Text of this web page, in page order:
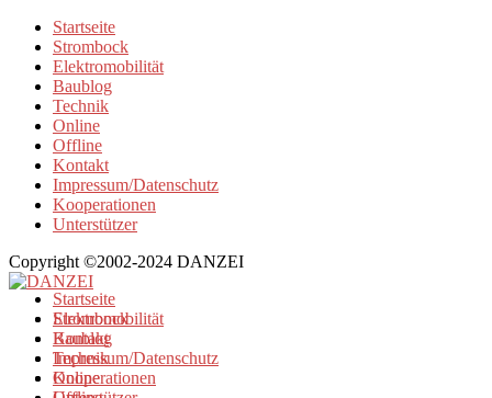
Startseite
Strombock
Elektromobilität
Baublog
Technik
Online
Offline
Kontakt
Impressum/Datenschutz
Kooperationen
Unterstützer
Copyright ©2002-2024 DANZEI
Startseite
Strombock
Kontakt
Impressum/Datenschutz
Kooperationen
Elektromobilität
Baublog
Technik
Online